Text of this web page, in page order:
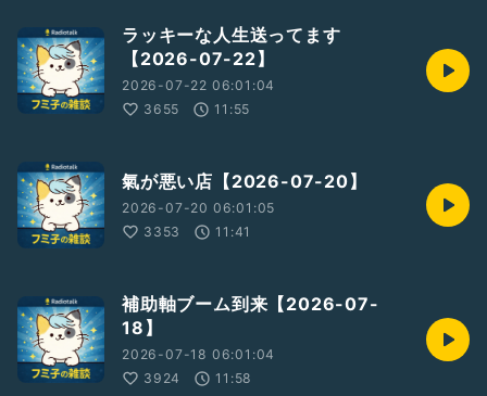
ラッキーな人生送ってます
【2026-07-22】
2026-07-22 06:01:04
3655
11:55
氣が悪い店【2026-07-20】
2026-07-20 06:01:05
3353
11:41
補助軸ブーム到来【2026-07-
18】
2026-07-18 06:01:04
3924
11:58